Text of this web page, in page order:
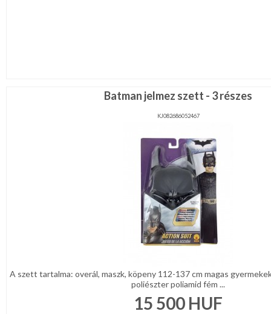
Batman jelmez szett - 3 részes
KJ082686052467
A szett tartalma: overál, maszk, köpeny 112-137 cm magas
poliészter poliamid fém ...
15 500 HUF